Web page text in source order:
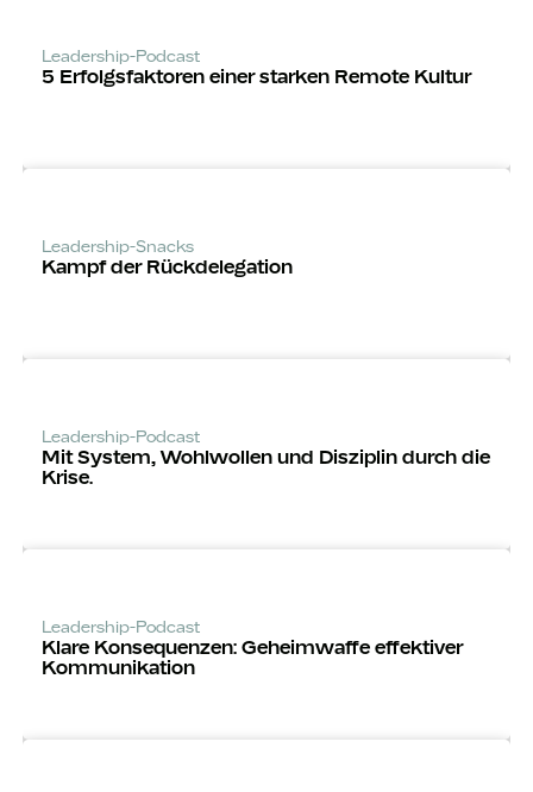
Leadership-Podcast
5 Erfolgsfaktoren einer starken Remote Kultur
Leadership-Snacks
Kampf der Rückdelegation
Leadership-Podcast
Mit System, Wohlwollen und Disziplin durch die
Krise.
Leadership-Podcast
Klare Konsequenzen: Geheimwaffe effektiver
Kommunikation